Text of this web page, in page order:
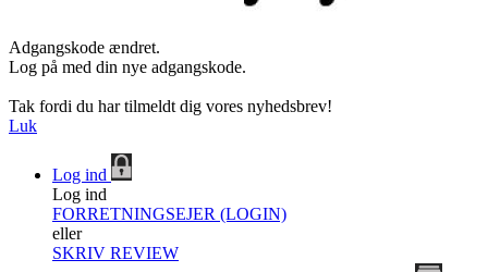
Adgangskode ændret.
Log på med din nye adgangskode.
Tak fordi du har tilmeldt dig vores nyhedsbrev!
Luk
Log ind
Log ind
FORRETNINGSEJER (LOGIN)
eller
SKRIV REVIEW